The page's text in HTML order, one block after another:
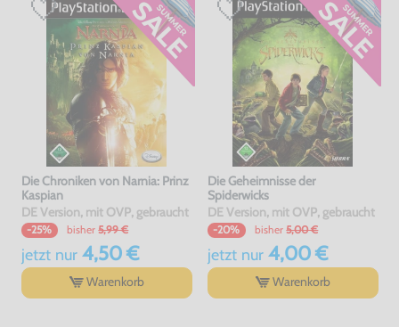
Die Chroniken von Narnia: Prinz
Kaspian
DE Version, mit OVP, gebraucht
-25% bisher 5,99 €
jetzt nur4,50 €
Warenkorb
Die Geheimnisse der
Spiderwicks
DE Version, mit OVP, gebraucht
-20% bisher 5,00 €
jetzt nur4,00 €
Warenkorb